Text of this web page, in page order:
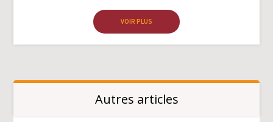
VOIR PLUS
Autres articles